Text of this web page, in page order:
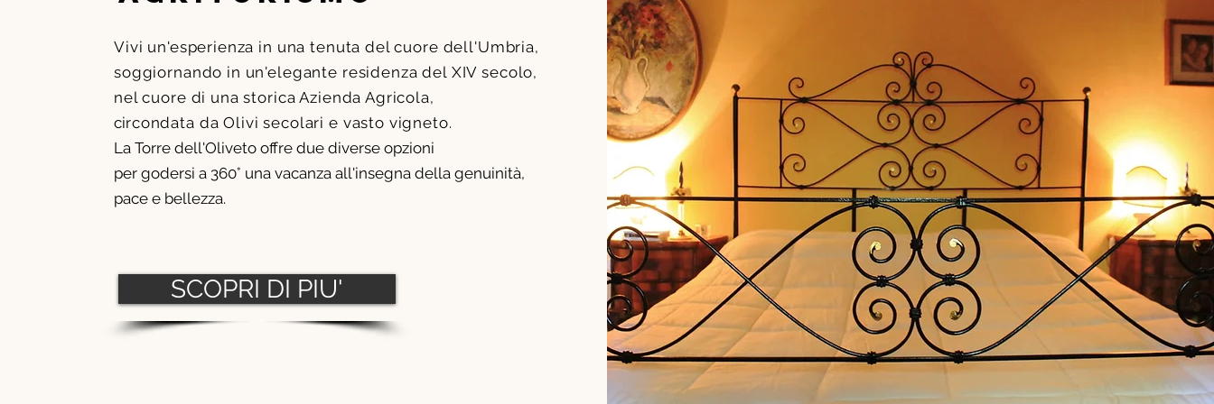
Vivi un'esperienza in una tenuta del cuore dell'Umbria,
soggiornando in un'elegante residenza del XIV secolo,
nel cuore di una storica Azienda Agricola,
circondata da Olivi secolari e vasto vigneto.
La Torre dell'Oliveto offre due diverse opzioni
per godersi a 360° una vacanza all'insegna della genuinità,
pace e bellezza.
SCOPRI DI PIU'